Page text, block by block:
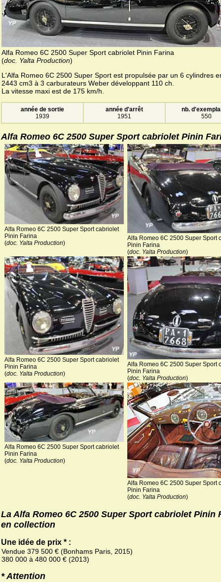
Alfa Romeo 6C 2500 Super Sport cabriolet Pinin Farina
(doc. Yalta Production)
L'Alfa Romeo 6C 2500 Super Sport est propulsée par un 6 cylindres
2443 cm3 à 3 carburateurs Weber développant 110 ch.
La vitesse maxi est de 175 km/h.
année de sortie
1939
année d'arrêt
1951
nb.
550
Alfa Romeo 6C 2500 Super Sport cabriolet Pinin
Alfa Romeo 6C 2500 Super Sport cabriolet
Pinin Farina
(doc. Yalta Production)
Alfa Romeo 6C 2500 Super Sport
Pinin Farina
(doc. Yalta Production)
Alfa Romeo 6C 2500 Super Sport cabriolet
Pinin Farina
(doc. Yalta Production)
Alfa Romeo 6C 2500 Super Sport
Pinin Farina
(doc. Yalta Production)
Alfa Romeo 6C 2500 Super Sport cabriolet
Pinin Farina
(doc. Yalta Production)
Alfa Romeo 6C 2500 Super Sport
Pinin Farina
(doc. Yalta Production)
La Alfa Romeo 6C 2500 Super Sport cabriolet Pinin
en collection
Une idée de prix * :
Vendue 379 500 € (Bonhams Paris, 2015)
380 000 à 480 000 € (2013)
* Attention